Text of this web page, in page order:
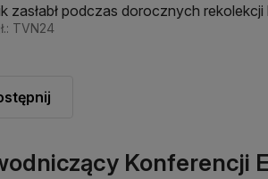
zasłabł podczas dorocznych
TVN24
Konferencji